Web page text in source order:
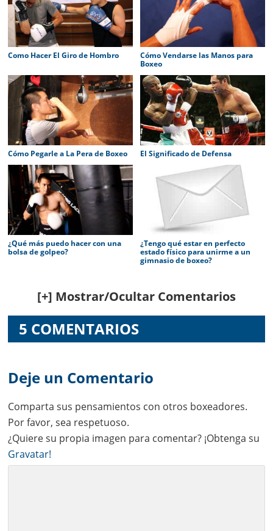
Como Hacer El Giro de Hombro
Cómo Vendarse las Manos para
Boxeo
Cómo Pegarle a La Pera de Boxeo El Significado de Defensa
¿Qué más puedo hacer con una
bolsa de golpeo?
¿Tengo qué estar en perfecto
estado físico para unirme a un
gimnasio de boxeo?
Reader
Interactions
[+] Mostrar/Ocultar Comentarios
5 COMENTARIOS
Deje un Comentario
Comparta sus pensamientos con otros boxeadores.
Por favor, sea respetuoso.
¿Quiere su propia imagen para comentar? ¡Obtenga su
Gravatar!